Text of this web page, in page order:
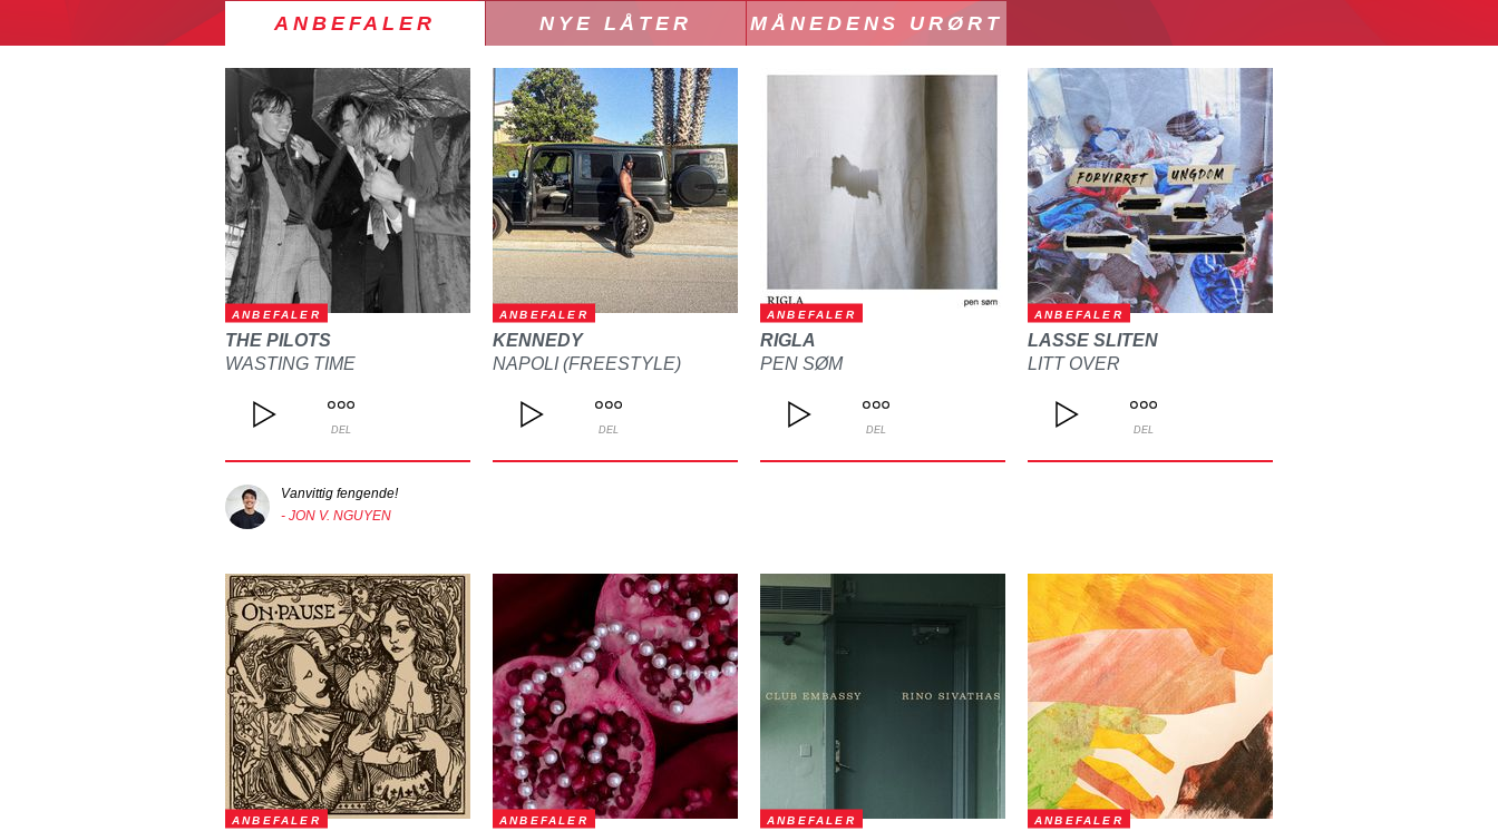
ANBEFALER NYE LÅTER MÅNEDENS URØRT
ANBEFALER
THE PILOTS
WASTING TIME
DEL
Vanvittig fengende!
- JON V. NGUYEN
ANBEFALER
KENNEDY
NAPOLI (FREESTYLE)
DEL
ANBEFALER
RIGLA
PEN SØM
DEL
ANBEFALER
LASSE SLITEN
LITT OVER
DEL
ANBEFALER ANBEFALER ANBEFALER ANBEFALER